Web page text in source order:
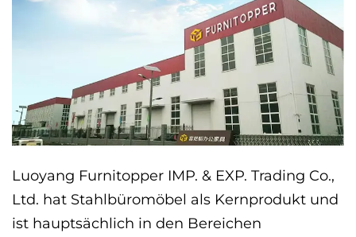
Luoyang Furnitopper IMP. & EXP. Trading Co.,
Ltd. hat Stahlbüromöbel als Kernprodukt und
ist hauptsächlich in den Bereichen